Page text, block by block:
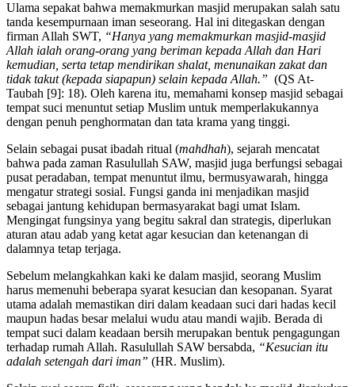
Ulama sepakat bahwa memakmurkan masjid merupakan salah satu
tanda kesempurnaan iman seseorang. Hal ini ditegaskan dengan
firman Allah SWT, “Hanya yang memakmurkan masjid-masjid
Allah ialah orang-orang yang beriman kepada Allah dan Hari
kemudian, serta tetap mendirikan shalat, menunaikan zakat dan
tidak takut (kepada siapapun) selain kepada Allah.” (QS At-
Taubah [9]: 18). Oleh karena itu, memahami konsep masjid sebagai
tempat suci menuntut setiap Muslim untuk memperlakukannya
dengan penuh penghormatan dan tata krama yang tinggi.
Selain sebagai pusat ibadah ritual (mahdhah), sejarah mencatat
bahwa pada zaman Rasulullah SAW, masjid juga berfungsi sebagai
pusat peradaban, tempat menuntut ilmu, bermusyawarah, hingga
mengatur strategi sosial. Fungsi ganda ini menjadikan masjid
sebagai jantung kehidupan bermasyarakat bagi umat Islam.
Mengingat fungsinya yang begitu sakral dan strategis, diperlukan
aturan atau adab yang ketat agar kesucian dan ketenangan di
dalamnya tetap terjaga.
Sebelum melangkahkan kaki ke dalam masjid, seorang Muslim
harus memenuhi beberapa syarat kesucian dan kesopanan. Syarat
utama adalah memastikan diri dalam keadaan suci dari hadas kecil
maupun hadas besar melalui wudu atau mandi wajib. Berada di
tempat suci dalam keadaan bersih merupakan bentuk pengagungan
terhadap rumah Allah. Rasulullah SAW bersabda, “Kesucian itu
adalah setengah dari iman” (HR. Muslim).